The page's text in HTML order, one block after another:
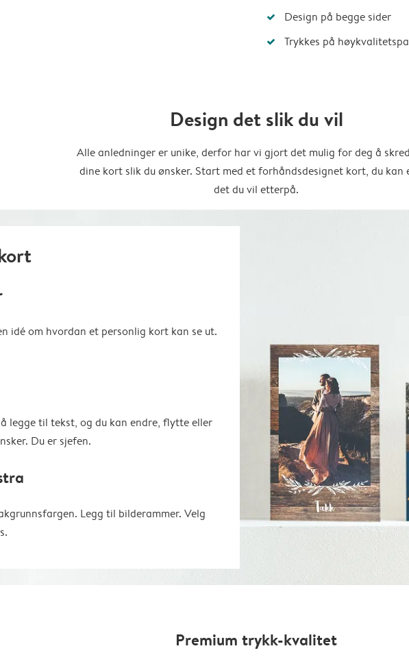
Design på begge sider
Trykkes på
Design det slik du vil
Alle anledninger er unike, derfor har vi gjort det mulig for deg å
dine kort slik du ønsker. Start med et forhåndsdesignet kort, du kan
det du vil etterpå.
idé om hvordan et personlig kort kan se ut.
legge til tekst, og du kan endre, flytte eller
Du er sjefen.
Legg til bilderammer. Velg
Premium trykk-kvalitet